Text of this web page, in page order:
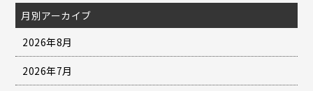
月別アーカイブ
2026年8月
2026年7月